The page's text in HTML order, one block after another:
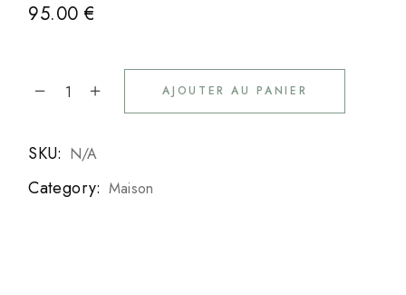
95.00€
Bouteille décorative quantityAJOUTER AU PANIER
SKU: N/A
Category: Maison